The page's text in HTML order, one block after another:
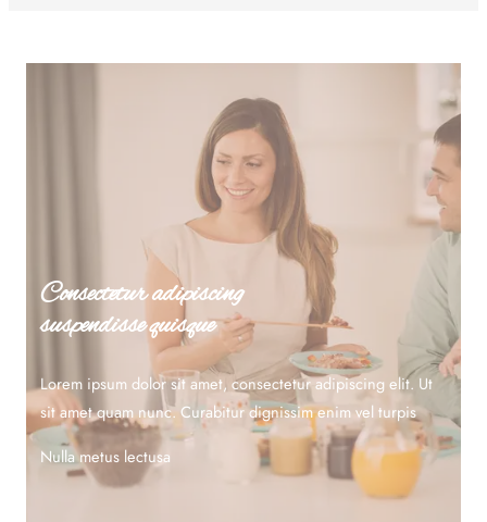
Consectetur adipiscing
suspendisse quisque
Lorem ipsum dolor sit amet, consectetur adipiscing elit. Ut
sit amet quam nunc. Curabitur dignissim enim vel turpis
Nulla metus lectusa